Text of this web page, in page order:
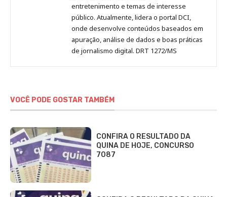
entretenimento e temas de interesse
público. Atualmente, lidera o portal DCI,
onde desenvolve conteúdos baseados em
apuração, análise de dados e boas práticas
de jornalismo digital. DRT 1272/MS
VOCÊ PODE GOSTAR TAMBÉM
CONFIRA O RESULTADO DA
QUINA DE HOJE, CONCURSO
7087